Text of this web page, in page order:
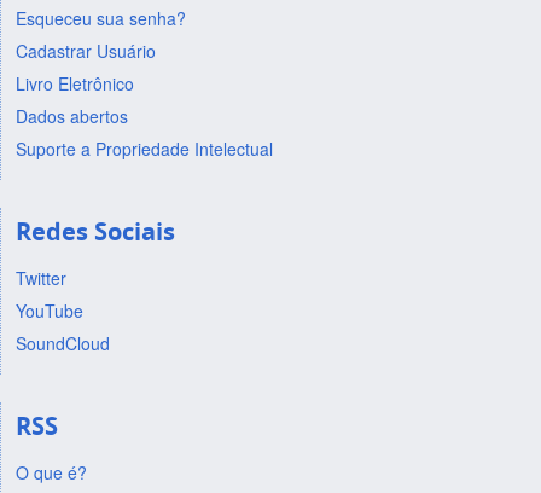
Esqueceu sua senha?
Cadastrar Usuário
Livro Eletrônico
Dados abertos
Suporte a Propriedade Intelectual
Redes Sociais
Twitter
YouTube
SoundCloud
RSS
O que é?